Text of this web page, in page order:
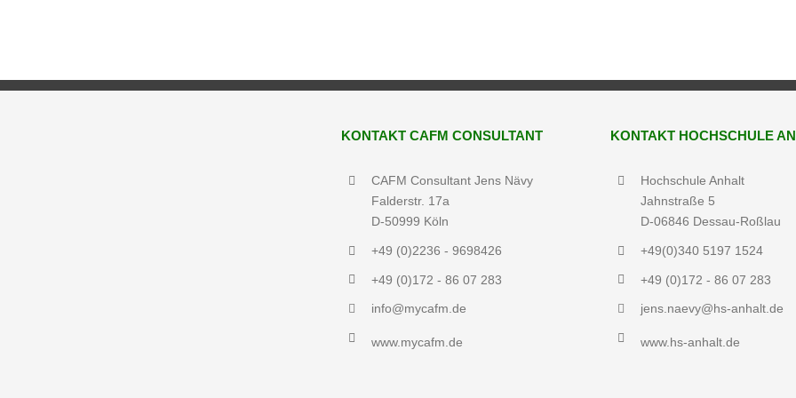
KONTAKT CAFM CONSULTANT
CAFM Consultant Jens Nävy
Falderstr. 17a
D-50999 Köln
+49 (0)2236 - 9698426
+49 (0)172 - 86 07 283
info@mycafm.de
www.mycafm.de
KONTAKT HOCHSCHULE
Hochschule Anhalt
Jahnstraße 5
D-06846 Dessau-Roßlau
+49(0)340 5197 1524
+49 (0)172 - 86 07 283
jens.naevy@hs-anhalt.de
www.hs-anhalt.de